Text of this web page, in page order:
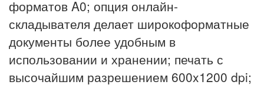
форматов A0; опция онлайн-
складывателя делает широкоформатные
документы более удобным в
использовании и хранении; печать с
высочайшим разрешением 600x1200 dpi;